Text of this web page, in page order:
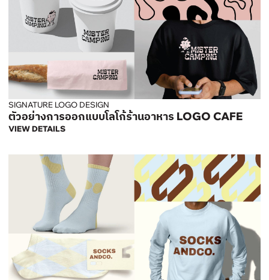
SIGNATURE LOGO DESIGN
ตัวอย่างการออกแบบโลโก้ร้านอาหาร LOGO CAFE
VIEW DETAILS